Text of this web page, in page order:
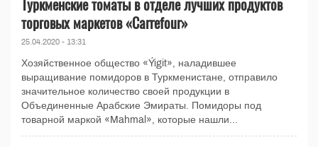
Туркменские томаты в отделе лучших продуктов
торговых маркетов «Carrefour»
25.04.2020 - 13:31
Хозяйственное общество «Ýigit», наладившее
выращивание помидоров в Туркменистане, отправило
значительное количество своей продукции в
Объединенные Арабские Эмираты. Помидоры под
товарной маркой «Mahmal», которые нашли...